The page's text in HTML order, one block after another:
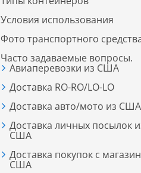
Условия использования
Фото транспортного
Часто задаваемые вопросы.
Авиаперевозки из США
Доставка RO-RO/LO-LO
Доставка авто/мото из США
Доставка личных посылок
США
Доставка покупок c
США